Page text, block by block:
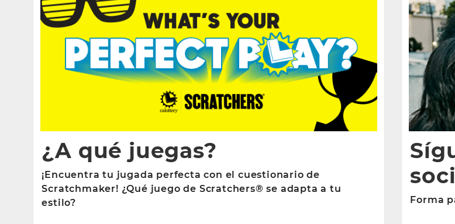
¿A qué juegas?
¡Encuentra tu jugada perfecta con el cuestionario de
Scratchmaker! ¿Qué juego de Scratchers® se adapta a tu
estilo?
Forma